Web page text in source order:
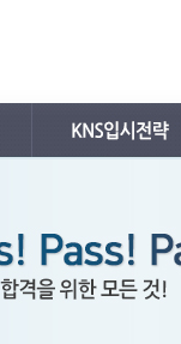
입시분석/전략
입시전략 설명회
입시컨설팅